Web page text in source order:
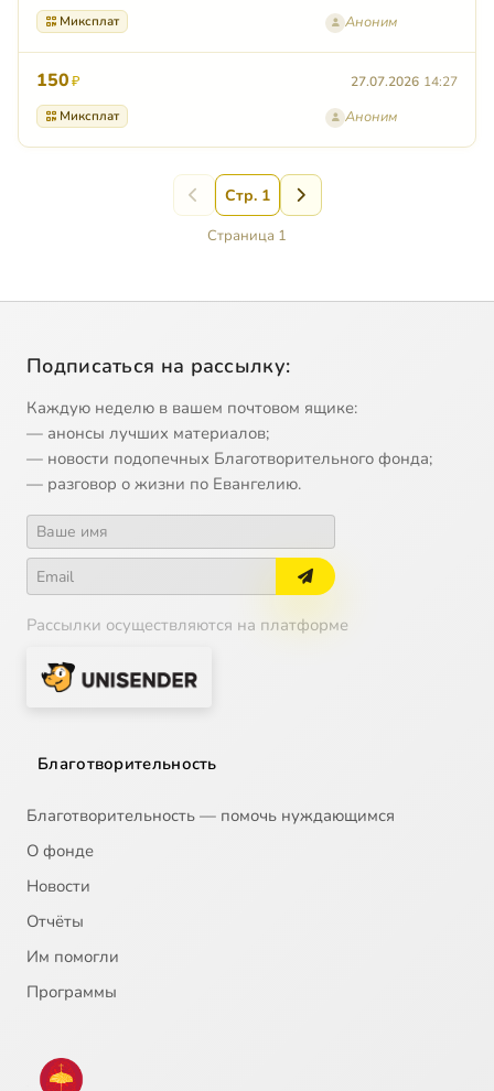
Миксплат Аноним
27.07.2026 14:27
150₽
Миксплат Аноним
Стр. 1
Страница 1
Подписаться на рассылку:
Каждую неделю в вашем почтовом ящике:
— анонсы лучших материалов;
— новости подопечных Благотворительного фонда;
— разговор о жизни по Евангелию.
Рассылки осуществляются на платформе
Благотворительность
Благотворительность — помочь нуждающимся
О фонде
Новости
Отчёты
Им помогли
Программы